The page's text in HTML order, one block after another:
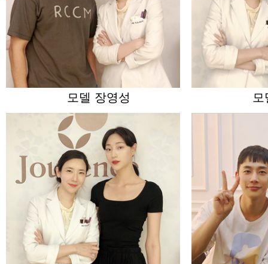
모델 장영성